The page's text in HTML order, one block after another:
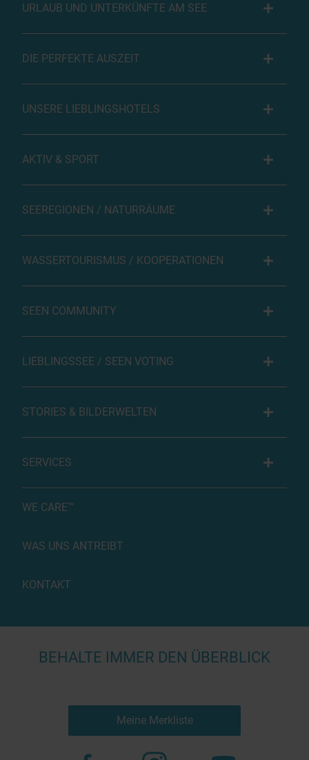
URLAUB UND UNTERKÜNFTE AM SEE
DIE PERFEKTE AUSZEIT
UNSERE LIEBLINGSHOTELS
AKTIV & SPORT
SEEREGIONEN / NATURRÄUME
WASSERTOURISMUS / KOOPERATIONEN
SEEN COMMUNITY
LIEBLINGSSEE / SEEN VOTING
STORIES & BILDERWELTEN
SERVICES
WE CARE™
WAS UNS ANTREIBT
KONTAKT
BEHALTE IMMER DEN ÜBERBLICK
Meine Merkliste